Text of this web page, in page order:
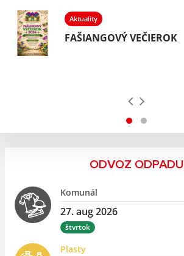
Aktuality
FAŠIANGOVÝ VEČIEROK
ODVOZ ODPADU
Komunál
27. aug 2026
štvrtok
Plasty